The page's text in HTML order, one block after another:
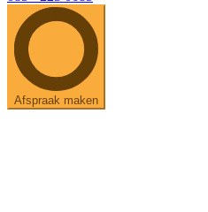
Afspraak maken